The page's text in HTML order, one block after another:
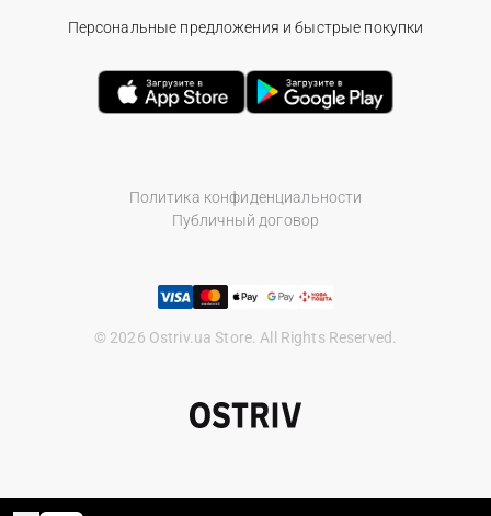
Политика конфиденциальности
Публичный договор
© 2026 Ostriv.ua Store. All Rights Reserved.
Персональные предложения и быстрые покупки